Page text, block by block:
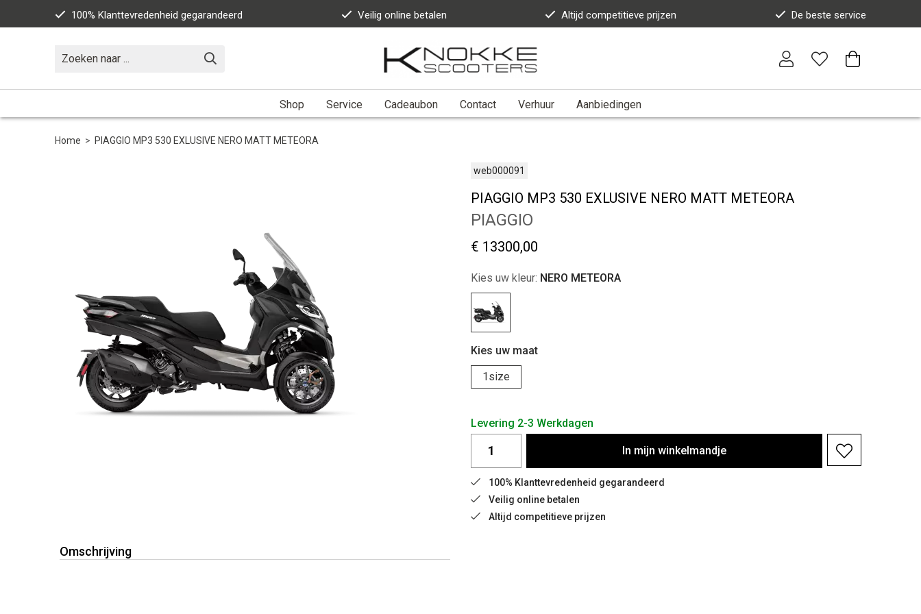
100% Klanttevredenheid gegarandeerd Veilig online betalen Altijd competitieve prijzen De beste service
Shop Service Cadeaubon Contact Verhuur Aanbiedingen
Home > PIAGGIO MP3 530 EXLUSIVE NERO MATT METEORA
web000091
PIAGGIO MP3 530 EXLUSIVE NERO MATT METEORA
PIAGGIO
€ 13300,00
Kies uw kleur: NERO METEORA
Kies uw maat
1size
Levering 2-3 Werkdagen
In mijn winkelmandje
100% Klanttevredenheid gegarandeerd
Veilig online betalen
Altijd competitieve prijzen
Omschrijving